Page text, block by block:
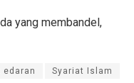
yang membandel,
edaran Syariat Islam